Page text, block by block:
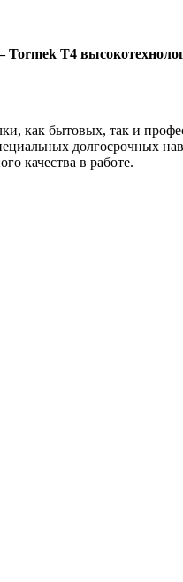
Tormek T4
как бытовых, так и
качества в работе.